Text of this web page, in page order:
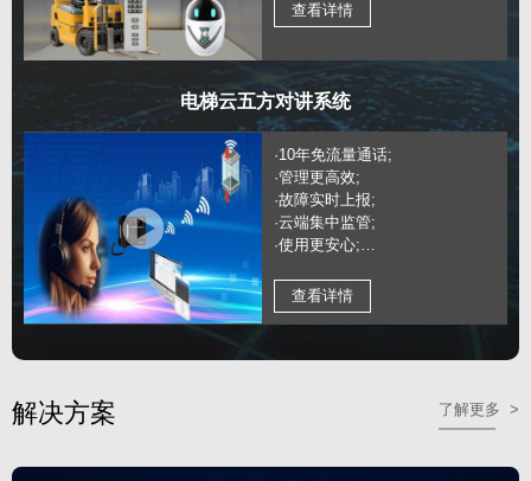
查看详情
电梯云五方对讲系统
·10年免流量通话;
·管理更高效;
·故障实时上报;
·云端集中监管;
·使用更安心;
查看详情
解决方案 了解更多 >